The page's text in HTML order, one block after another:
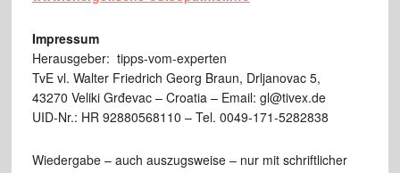
Impressum
Herausgeber: tipps-vom-experten
TvE vl. Walter Friedrich Georg Braun, Drljanovac 5,
43270 Veliki Grđevac – Croatia – Email: gl@tivex.de
UID-Nr.: HR 92880568110 – Tel. 0049-171-5282838
Wiedergabe – auch auszugsweise – nur mit schriftlicher